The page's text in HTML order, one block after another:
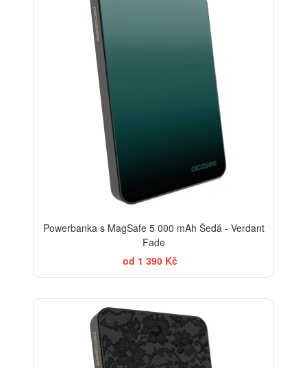
Powerbanka s MagSafe 5 000 mAh Šedá - Verdant
Fade
od 1 390 Kč